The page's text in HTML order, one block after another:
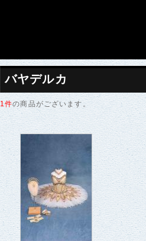
バヤデルカ
1件の商品がございます。